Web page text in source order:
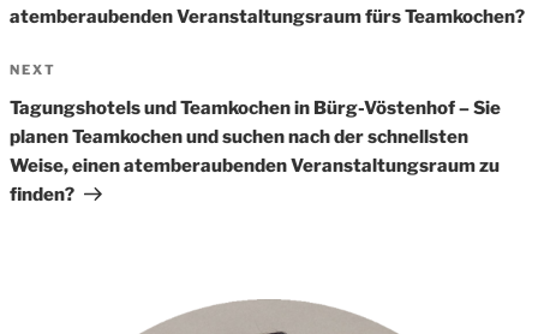
atemberaubenden Veranstaltungsraum fürs Teamkochen?
Next
Post
NEXT
Tagungshotels und Teamkochen in Bürg-Vöstenhof – Sie
planen Teamkochen und suchen nach der schnellsten
Weise, einen atemberaubenden Veranstaltungsraum zu
finden?